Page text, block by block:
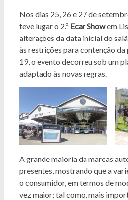
Nos dias 25, 26 e 27 de
teve lugar o 2.º Ecar Showem
alterações da data inicial do
às restrições para contenção
19, o evento decorreu sob um
adaptado às novas regras.
A grande maioria da marcas
presentes, mostrando que a
o consumidor, em termos de
vez maior; tal como, mais